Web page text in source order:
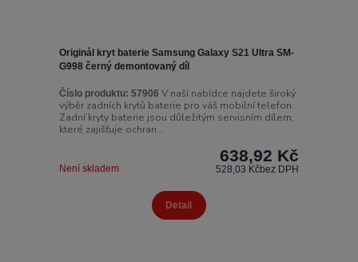
Originál kryt baterie Samsung Galaxy S21 Ultra SM-
G998 černý demontovaný díl
Číslo produktu: 57906 V naší nabídce najdete široký
výběr zadních krytů baterie pro váš mobilní telefon.
Zadní kryty baterie jsou důležitým servisním dílem,
které zajišťuje ochran...
638,92 Kč
528,03 Kčbez DPH
Není skladem
Detail